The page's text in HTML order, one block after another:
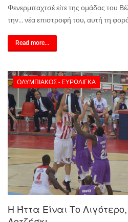
Φενερμπαχτσέ είτε της ομάδας του
την… νέα επιστροφή του, αυτή τη
Read more...
ΟΛΥΜΠΙΑΚΌΣ - ΕΥΡΩΛΊΓΚΑ
Η Ήττα Είναι Το